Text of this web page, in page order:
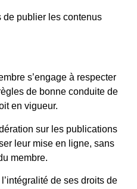
de publier les contenus
s’engage à respecter
de bonne conduite de
en vigueur.
sur les publications
leur mise en ligne, sans
membre.
de ses droits de